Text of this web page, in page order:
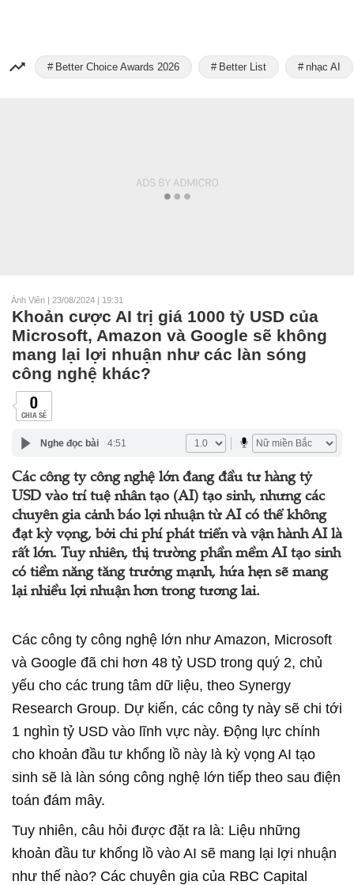
Better Choice Awards 2026 Better List nhạc AI
Ánh Viên | 23/08/2024 | 19:31
Khoản cược AI trị giá 1000 tỷ USD của
Microsoft, Amazon và Google sẽ không
mang lại lợi nhuận như các làn sóng
công nghệ khác?
0
CHIA SẺ
Nghe đọc bài 4:51
Các công ty công nghệ lớn đang đầu tư hàng tỷ
USD vào trí tuệ nhân tạo (AI) tạo sinh, nhưng các
chuyên gia cảnh báo lợi nhuận từ AI có thể không
đạt kỳ vọng, bởi chi phí phát triển và vận hành AI là
rất lớn. Tuy nhiên, thị trường phần mềm AI tạo sinh
có tiềm năng tăng trưởng mạnh, hứa hẹn sẽ mang
lại nhiều lợi nhuận hơn trong tương lai.
Các công ty công nghệ lớn như Amazon, Microsoft
và Google đã chi hơn 48 tỷ USD trong quý 2, chủ
yếu cho các trung tâm dữ liệu, theo Synergy
Research Group. Dự kiến, các công ty này sẽ chi tới
1 nghìn tỷ USD vào lĩnh vực này. Động lực chính
cho khoản đầu tư khổng lồ này là kỳ vọng AI tạo
sinh sẽ là làn sóng công nghệ lớn tiếp theo sau điện
toán đám mây.
Tuy nhiên, câu hỏi được đặt ra là: Liệu những
khoản đầu tư khổng lồ vào AI sẽ mang lại lợi nhuận
như thế nào? Các chuyên gia của RBC Capital